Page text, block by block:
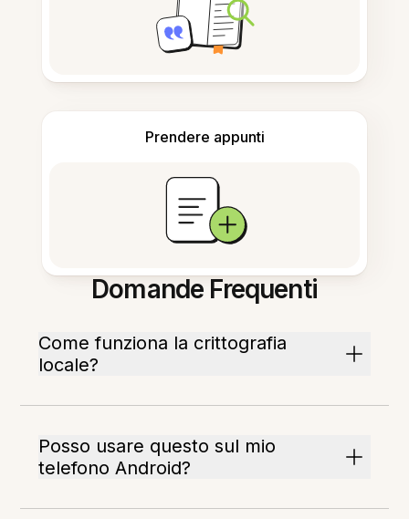
Prendere appunti
Domande Frequenti
Come funziona la crittografia
locale?
Posso usare questo sul mio
telefono Android?